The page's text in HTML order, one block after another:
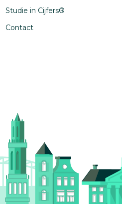
Studie in Cijfers®
Contact